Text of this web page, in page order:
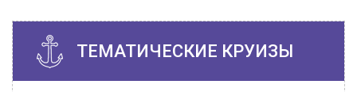
ТЕМАТИЧЕСКИЕ КРУИЗЫ